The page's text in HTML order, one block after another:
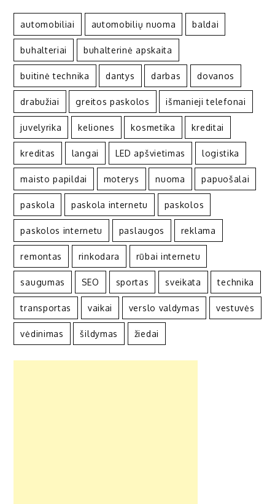
automobiliai automobilių nuoma baldai
buhalteriai buhalterinė apskaita
buitinė technika dantys darbas dovanos
drabužiai greitos paskolos išmanieji telefonai
juvelyrika keliones kosmetika kreditai
kreditas langai LED apšvietimas logistika
maisto papildai moterys nuoma papuošalai
paskola paskola internetu paskolos
paskolos internetu paslaugos reklama
remontas rinkodara rūbai internetu
saugumas SEO sportas sveikata technika
transportas vaikai verslo valdymas vestuvės
vėdinimas šildymas žiedai